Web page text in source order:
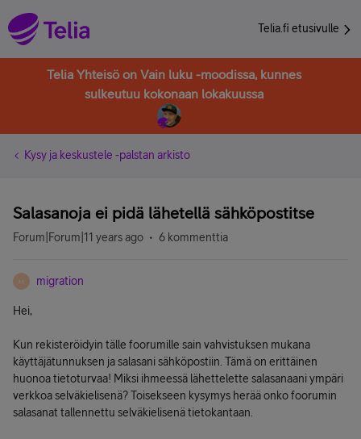
Telia.fi etusivulle
Telia Yhteisö on Vain luku -moodissa, kunnes
sulkeutuu kokonaan lokakuussa
Kysy ja keskustele -palstan arkisto
Salasanoja ei pidä lähetellä sähköpostitse
Forum|Forum|11 years ago 6 kommenttia
M migration
Hei,
Kun rekisteröidyin tälle foorumille sain vahvistuksen mukana
käyttäjätunnuksen ja salasani sähköpostiin. Tämä on erittäinen
huonoa tietoturvaa! Miksi ihmeessä lähettelette salasanaani ympäri
verkkoa selväkielisenä? Toisekseen kysymys herää onko foorumin
salasanat tallennettu selväkielisenä tietokantaan.